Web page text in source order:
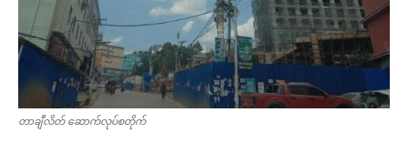
တာချီလိတ် ဆောက်လုပ်စတိုက်